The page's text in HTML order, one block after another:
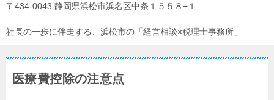
〒434-0043 静岡県浜松市浜名区中条１５５８−１
社長の一歩に伴走する、浜松市の「経営相談×税理士事務所」
医療費控除の注意点